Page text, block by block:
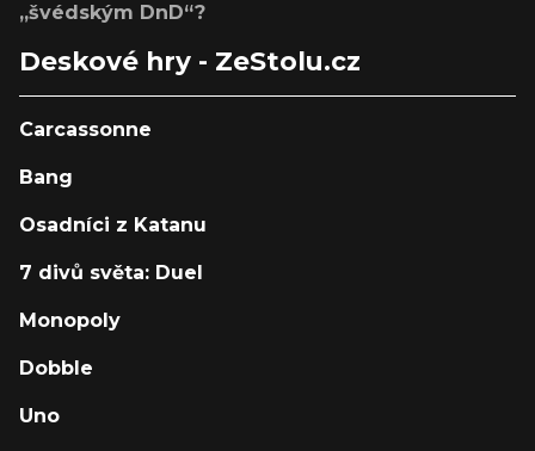
„švédským DnD“?
Deskové hry - ZeStolu.cz
Carcassonne
Bang
Osadníci z Katanu
7 divů světa: Duel
Monopoly
Dobble
Uno